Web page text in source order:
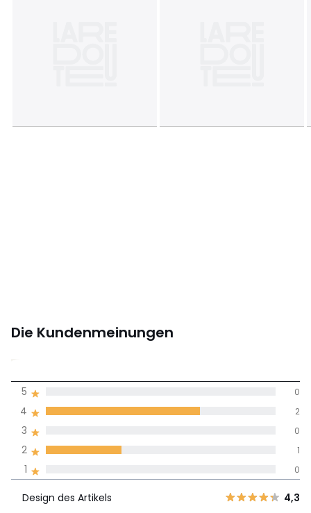
Die Kundenmeinungen
3,3
Durchnschnitt in
4
Design des
1 0
2 1
3 0
4 2
5 0
Design des Artikels 4,3